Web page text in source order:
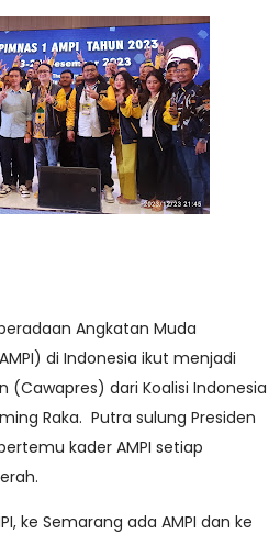
Angkatan Muda
di Indonesia ikut menjadi
(Cawapres) dari Koalisi Indonesia
Raka. Putra sulung Presiden
kader AMPI setiap
ke Semarang ada AMPI dan ke